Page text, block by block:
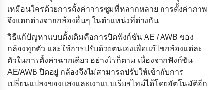
เหมือนใครด้วยการตั้งค่าการซูมที่หลากหลาย การตั้งค่าภาพ
จึงแตกต่างจากกล้องอื่นๆ ในตําแหน่งที่ต่างกัน
วิธีแก้ปัญหาแบบดั้งเดิมคือการปิดฟังก์ชัน AE / AWB ของ
กล้องทุกตัว และใช้การปรับด้วยตนเองเพื่อแก้ไขกล้องแต่ละ
ตัวในการตั้งค่าฉากเดียว อย่างไรก็ตาม เนื่องจากฟังก์ชัน
AE/AWB ปิดอยู่ กล้องจึงไม่สามารถปรับให้เข้ากับการ
เปลี่ยนแปลงของแสงและเงาแบบเรียลไทม์ได้โดยอัตโนมัติอีก